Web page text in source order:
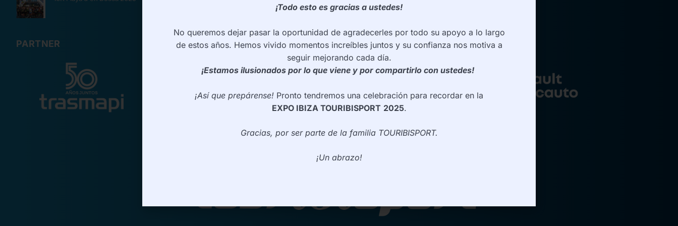
PARTNER
¡Todo esto es gracias a ustedes!
No queremos dejar pasar la oportunidad de agradecerles por todo su apoyo a lo largo
de estos años. Hemos vivido momentos increíbles juntos y su confianza nos motiva a
seguir mejorando cada día.
¡Estamos ilusionados por lo que viene y por compartirlo con ustedes!
¡Así que prepárense! Pronto tendremos una celebración para recordar en la
EXPO IBIZA TOURIBISPORT 2025.
Gracias, por ser parte de la familia TOURIBISPORT.
¡Un abrazo!